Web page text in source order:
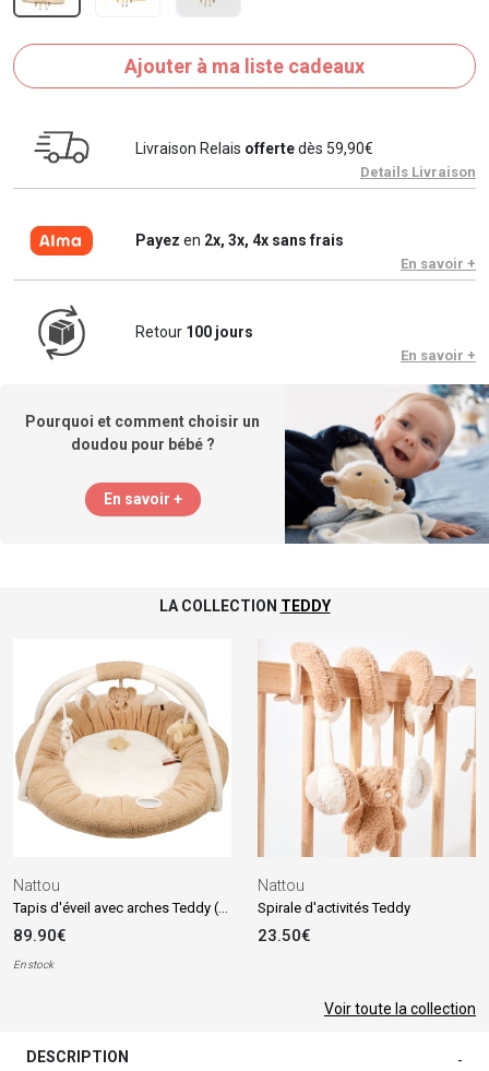
Ajouter à ma liste cadeaux
Livraison Relais offertedès 59,90€
Details Livraison
Payez en 2x, 3x, 4x sans frais
En savoir +
Retour 100 jours
En savoir +
Pourquoi et comment choisir un
doudou pour bébé ?
En savoir +
LA COLLECTION TEDDY
Nattou
89.90€
En stock
Nattou
Spirale d'activités Teddy
23.50€
Voir toute la collection
DESCRIPTION -